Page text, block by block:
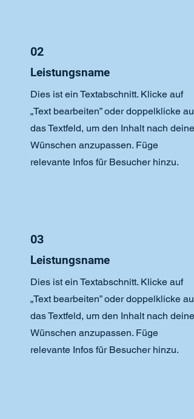
02
Leistungsname
Dies ist ein Textabschnitt. Klicke auf
„Text bearbeiten” oder doppelklicke auf
das Textfeld, um den Inhalt nach deinen
Wünschen anzupassen. Füge
relevante Infos für Besucher hinzu.
03
Leistungsname
Dies ist ein Textabschnitt. Klicke auf
„Text bearbeiten” oder doppelklicke auf
das Textfeld, um den Inhalt nach deinen
Wünschen anzupassen. Füge
relevante Infos für Besucher hinzu.